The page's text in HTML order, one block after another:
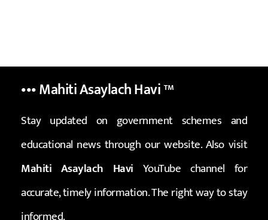
••• Mahiti Asaylach Havi™
Stay updated on government schemes and
educational news through our website. Also visit
Mahiti Asaylach Havi YouTube channel for
accurate, timely information. The right way to stay